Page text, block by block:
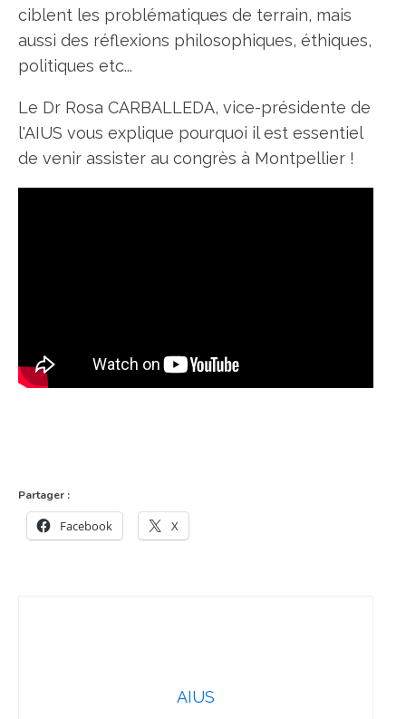
ciblent les problématiques de terrain, mais
aussi des réflexions philosophiques, éthiques,
politiques etc...
Le Dr Rosa CARBALLEDA, vice-présidente de
l'AIUS vous explique pourquoi il est essentiel
de venir assister au congrès à Montpellier !
Partager :
Facebook X
AIUS